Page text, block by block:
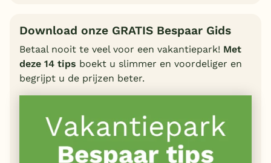
Download onze GRATIS Bespaar Gids
Betaal nooit te veel voor een vakantiepark! Met
deze 14 tips boekt u slimmer en voordeliger en
begrijpt u de prijzen beter.